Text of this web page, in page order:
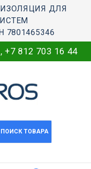
ДЛЯ
7801465346
, +7 812 703 16 44
ПОИСК ТОВАРА